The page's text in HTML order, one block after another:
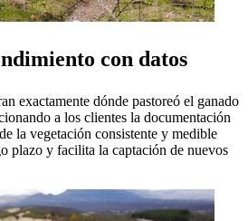
con datos
exactamente dónde pastoreó el ganado
a los clientes la documentación
la vegetación consistente y medible
plazo y facilita la captación de nuevos